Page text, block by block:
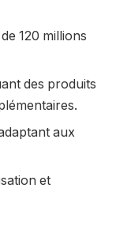
120 millions
des produits
aux
et